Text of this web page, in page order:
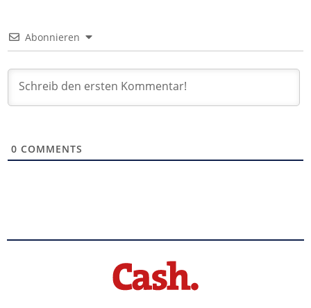
Abonnieren
0 COMMENTS